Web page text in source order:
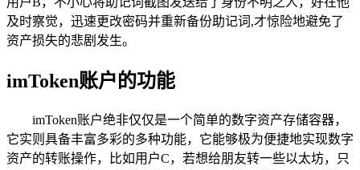
及时察觉，迅速更改密码并重新备份助记词,才惊险地避免了
资产损失的悲剧发生。
imToken账户的功能
imToken账户绝非仅仅是一个简单的数字资产存储容器，
它实则具备丰富多彩的多种功能，它能够极为便捷地实现数字
资产的转账操作，比如用户C，若想给朋友转一些以太坊，只